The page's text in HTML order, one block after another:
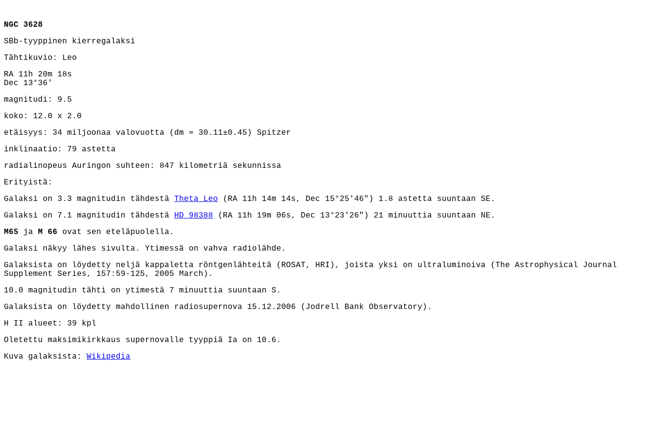
NGC 3628
SBb-tyyppinen kierregalaksi
Tähtikuvio: Leo
RA 11h 20m 18s
Dec 13°36'
magnitudi: 9.5
koko: 12.0 x 2.0
etäisyys: 34 miljoonaa valovuotta (dm = 30.11±0.45) Spitzer
inklinaatio: 79 astetta
radialinopeus Auringon suhteen: 847 kilometriä sekunnissa
Erityistä:
Galaksi on 3.3 magnitudin tähdestä Theta Leo (RA 11h 14m 14s, Dec 15°25'46") 1.8 astetta suuntaan SE.
Galaksi on 7.1 magnitudin tähdestä HD 98388 (RA 11h 19m 06s, Dec 13°23'26") 21 minuuttia suuntaan NE.
M65 ja M 66 ovat sen eteläpuolella.
Galaksi näkyy lähes sivulta. Ytimessä on vahva radiolähde.
Galaksista on löydetty neljä kappaletta röntgenlähteitä (ROSAT, HRI), joista yksi on ultraluminoiva (The Astrophysical Journal
Supplement Series, 157:59-125, 2005 March).
10.0 magnitudin tähti on ytimestä 7 minuuttia suuntaan S.
Galaksista on löydetty mahdollinen radiosupernova 15.12.2006 (Jodrell Bank Observatory).
H II alueet: 39 kpl
Oletettu maksimikirkkaus supernovalle tyyppiä Ia on 10.6.
Kuva galaksista: Wikipedia